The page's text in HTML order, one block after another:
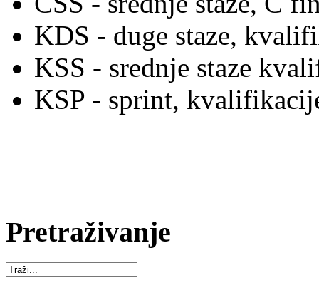
KDS - duge staze,
KSS - srednje staze
KSP - sprint,
Pretraživanje